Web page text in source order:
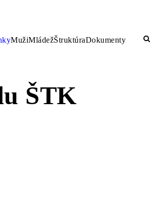
MužiMládežŠtruktúraDokumenty
ŠTK